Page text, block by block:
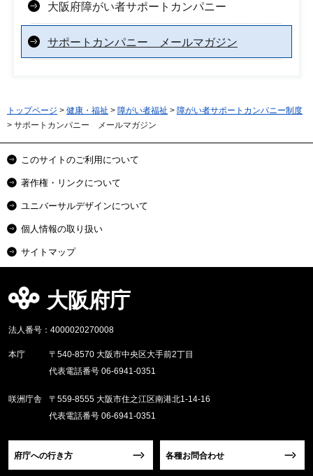
大阪府障がい者サポートカンパニー
サポートカンパニー メールマガジン
トップページ > 健康・福祉 > 障がい者福祉 > 障がい者サポートカンパニー制度
> サポートカンパニー メールマガジン
このサイトのご利用について
著作権・リンクについて
ユニバーサルデザインについて
個人情報の取り扱い
サイトマップ
大阪府庁
法人番号：4000020270008
本庁
〒540-8570 大阪市中央区大手前2丁目
代表電話番号 06-6941-0351
咲洲庁舎
〒559-8555 大阪市住之江区南港北1-14-16
代表電話番号 06-6941-0351
府庁への行き方 各種お問合わせ